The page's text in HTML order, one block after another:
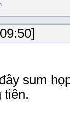
sum
tiên.